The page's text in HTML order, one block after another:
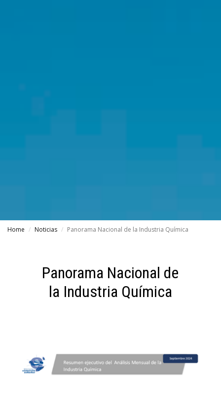
Home Noticias Panorama Nacional de la Industria Química
Panorama Nacional de
la Industria Química